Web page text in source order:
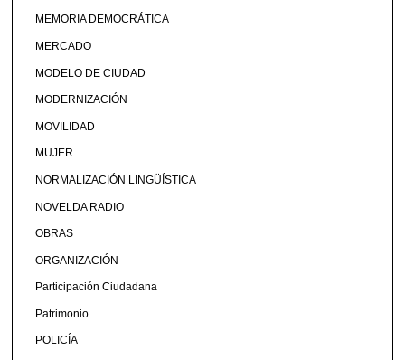
MEMORIA DEMOCRÁTICA
MERCADO
MODELO DE CIUDAD
MODERNIZACIÓN
MOVILIDAD
MUJER
NORMALIZACIÓN LINGÜÍSTICA
NOVELDA RADIO
OBRAS
ORGANIZACIÓN
Participación Ciudadana
Patrimonio
POLICÍA